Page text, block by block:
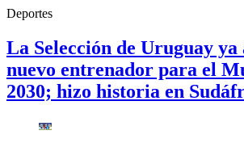
Deportes
La Selección de Uruguay ya
nuevo entrenador para el
2030; hizo historia en